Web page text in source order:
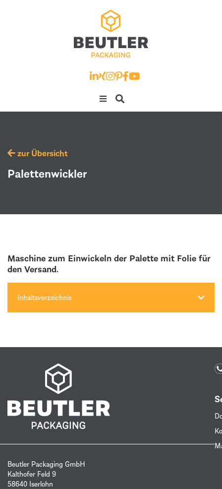
zur Übersicht
Palettenwickler
Maschine zum Einwickeln der Palette mit Folie für
den Versand.
Inhaltsverzeichnis
Beutler Packaging GmbH
Kalthofer Feld 9
58640 Iserlohn